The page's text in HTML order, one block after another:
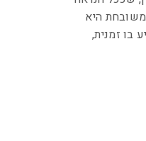
היא
בו זמנית,